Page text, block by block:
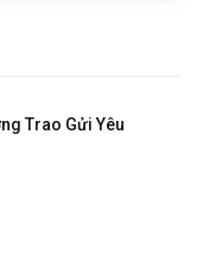
Trao Gửi Yêu